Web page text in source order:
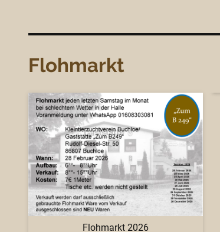
Flohmarkt
Flohmarkt 2026